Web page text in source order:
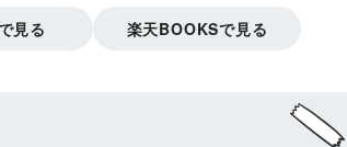
見る 楽天BOOKSで見る